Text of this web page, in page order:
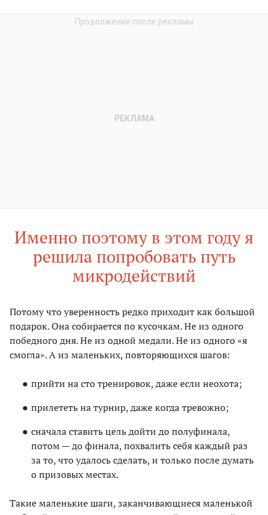
Именно поэтому в этом году я
решила попробовать путь
микродействий
Потому что уверенность редко приходит как большой
подарок. Она собирается по кусочкам. Не из одного
победного дня. Не из одной медали. Не из одного «я
смогла». А из маленьких, повторяющихся шагов:
прийти на сто тренировок, даже если неохота;
прилететь на турнир, даже когда тревожно;
сначала ставить цель дойти до полуфинала,
потом — до финала, похвалить себя каждый раз
за то, что удалось сделать, и только после думать
о призовых местах.
Такие маленькие шаги, заканчивающиеся маленькой